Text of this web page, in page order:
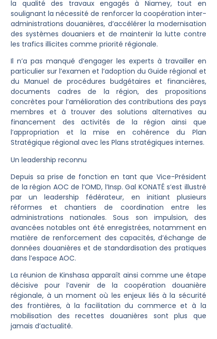
la qualité des travaux engagés à Niamey, tout en
soulignant la nécessité de renforcer la coopération inter-
administrations douanières, d’accélérer la modernisation
des systèmes douaniers et de maintenir la lutte contre
les trafics illicites comme priorité régionale.
Il n’a pas manqué d’engager les experts à travailler en
particulier sur l’examen et l’adoption du Guide régional et
du Manuel de procédures budgétaires et financières,
documents cadres de la région, des propositions
concrètes pour l’amélioration des contributions des pays
membres et à trouver des solutions alternatives au
financement des activités de la région ainsi que
l’appropriation et la mise en cohérence du Plan
Stratégique régional avec les Plans stratégiques internes.
Un leadership reconnu
Depuis sa prise de fonction en tant que Vice-Président
de la région AOC de l’OMD, l’Insp. Gal KONATÉ s’est illustré
par un leadership fédérateur, en initiant plusieurs
réformes et chantiers de coordination entre les
administrations nationales. Sous son impulsion, des
avancées notables ont été enregistrées, notamment en
matière de renforcement des capacités, d’échange de
données douanières et de standardisation des pratiques
dans l’espace AOC.
La réunion de Kinshasa apparaît ainsi comme une étape
décisive pour l’avenir de la coopération douanière
régionale, à un moment où les enjeux liés à la sécurité
des frontières, à la facilitation du commerce et à la
mobilisation des recettes douanières sont plus que
jamais d’actualité.